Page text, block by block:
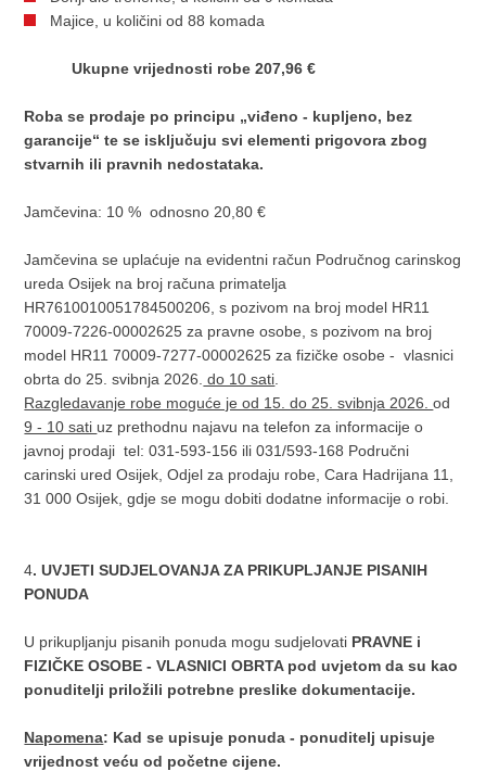
Majice, u količini od 88 komada
Ukupne vrijednosti robe 207,96 €
Roba se prodaje po principu „viđeno - kupljeno, bez
garancije“ te se isključuju svi elementi prigovora zbog
stvarnih ili pravnih nedostataka.
Jamčevina: 10 % odnosno 20,80 €
Jamčevina se uplaćuje na evidentni račun Područnog carinskog
ureda Osijek na broj računa primatelja
HR7610010051784500206, s pozivom na broj model HR11
70009-7226-00002625 za pravne osobe, s pozivom na broj
model HR11 70009-7277-00002625 za fizičke osobe - vlasnici
obrta do 25. svibnja 2026. do 10 sati
Razgledavanje robe moguće je od 15. do 25. svibnja 2026.od
9 - 10 sati uz prethodnu najavu na telefon za informacije o
javnoj prodaji tel: 031-593-156 ili 031/593-168 Područni
carinski ured Osijek, Odjel za prodaju robe, Cara Hadrijana 11,
31 000 Osijek, gdje se mogu dobiti dodatne informacije o robi.
4. UVJETI SUDJELOVANJA ZA PRIKUPLJANJE PISANIH
PONUDA
U prikupljanju pisanih ponuda mogu sudjelovati PRAVNE i
FIZIČKE OSOBE - VLASNICI OBRTA pod uvjetom da su kao
ponuditelji priložili potrebne preslike dokumentacije.
Napomena: Kad se upisuje ponuda - ponuditelj upisuje
vrijednost veću od početne cijene.